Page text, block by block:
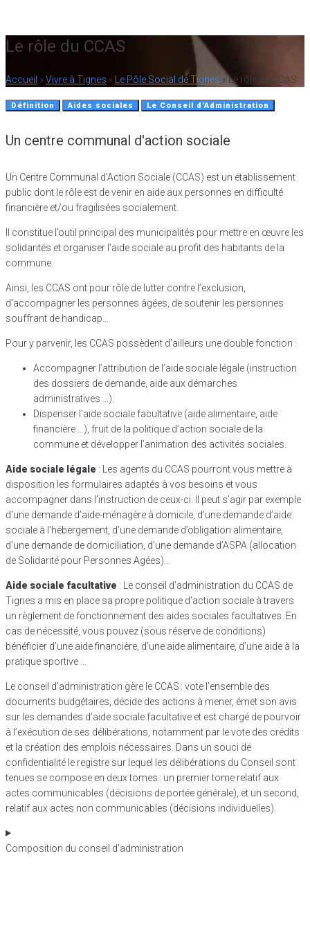
Le rôle du CCAS
Accueil »Vivre à Tignes » Le Pôle Social de Tignes »Le rôle du CCAS
Définition Aides sociales Le Conseil d’Administration
Un centre communal d'action sociale
Un Centre Communal d’Action Sociale (CCAS) est un établissement
public dont le rôle est de venir en aide aux personnes en difficulté
financière et/ou fragilisées socialement.
Il constitue l’outil principal des municipalités pour mettre en œuvre les
solidarités et organiser l’aide sociale au profit des habitants de la
commune.
Ainsi, les CCAS ont pour rôle de lutter contre l’exclusion,
d’accompagner les personnes âgées, de soutenir les personnes
souffrant de handicap…
Pour y parvenir, les CCAS possèdent d’ailleurs une double fonction :
Accompagner l’attribution de l’aide sociale légale (instruction
des dossiers de demande, aide aux démarches
administratives …).
Dispenser l’aide sociale facultative (aide alimentaire, aide
financière …), fruit de la politique d’action sociale de la
commune et développer l’animation des activités sociales.
Aide sociale légale : Les agents du CCAS pourront vous mettre à
disposition les formulaires adaptés à vos besoins et vous
accompagner dans l’instruction de ceux-ci. Il peut s’agir par exemple
d’une demande d’aide-ménagère à domicile, d’une demande d’aide
sociale à l’hébergement, d’une demande d’obligation alimentaire,
d’une demande de domiciliation, d’une demande d’ASPA (allocation
de Solidarité pour Personnes Agées)…
Aide sociale facultative : Le conseil d’administration du CCAS de
Tignes a mis en place sa propre politique d’action sociale à travers
un règlement de fonctionnement des aides sociales facultatives. En
cas de nécessité, vous pouvez (sous réserve de conditions)
bénéficier d’une aide financière, d’une aide alimentaire, d’une aide à la
pratique sportive …
Le conseil d’administration gère le CCAS : vote l’ensemble des
documents budgétaires, décide des actions à mener, émet son avis
sur les demandes d’aide sociale facultative et est chargé de pourvoir
à l’exécution de ses délibérations, notamment par le vote des crédits
et la création des emplois nécessaires. Dans un souci de
confidentialité le registre sur lequel les délibérations du Conseil sont
tenues se compose en deux tomes : un premier tome relatif aux
actes communicables (décisions de portée générale), et un second
relatif aux actes non communicables (décisions individuelles).
Composition du conseil d'administration